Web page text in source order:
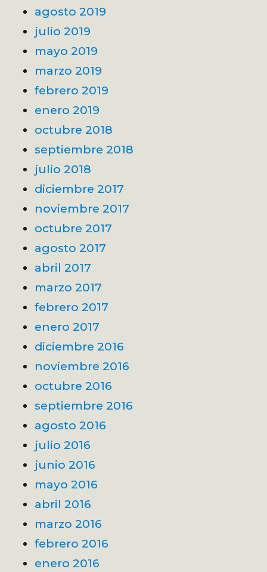
agosto 2019
julio 2019
mayo 2019
marzo 2019
febrero 2019
enero 2019
octubre 2018
septiembre 2018
julio 2018
diciembre 2017
noviembre 2017
octubre 2017
agosto 2017
abril 2017
marzo 2017
febrero 2017
enero 2017
diciembre 2016
noviembre 2016
octubre 2016
septiembre 2016
agosto 2016
julio 2016
junio 2016
mayo 2016
abril 2016
marzo 2016
febrero 2016
enero 2016